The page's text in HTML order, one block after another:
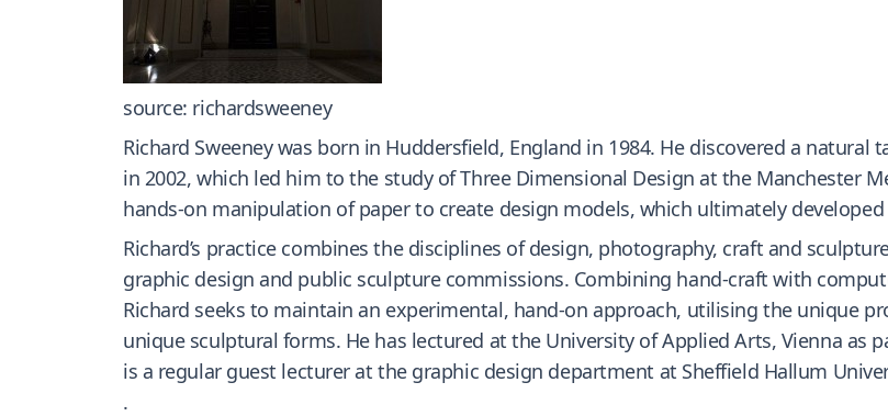
source: richardsweeney
Richard Sweeney was born in Huddersfield, England in 1984. He discovered a
in 2002, which led him to the study of Three Dimensional Design at the Manchester
hands-on manipulation of paper to create design models, which ultimately
Richard’s practice combines the disciplines of design, photography, craft and
graphic design and public sculpture commissions. Combining hand-craft with
Richard seeks to maintain an experimental, hand-on approach, utilising the unique
unique sculptural forms. He has lectured at the University of Applied Arts, Vienna as
is a regular guest lecturer at the graphic design department at Sheffield Hallum
.